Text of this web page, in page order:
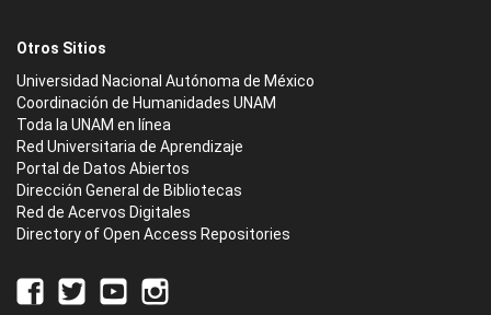
Otros Sitios
Universidad Nacional Autónoma de México
Coordinación de Humanidades UNAM
Toda la UNAM en línea
Red Universitaria de Aprendizaje
Portal de Datos Abiertos
Dirección General de Bibliotecas
Red de Acervos Digitales
Directory of Open Access Repositories